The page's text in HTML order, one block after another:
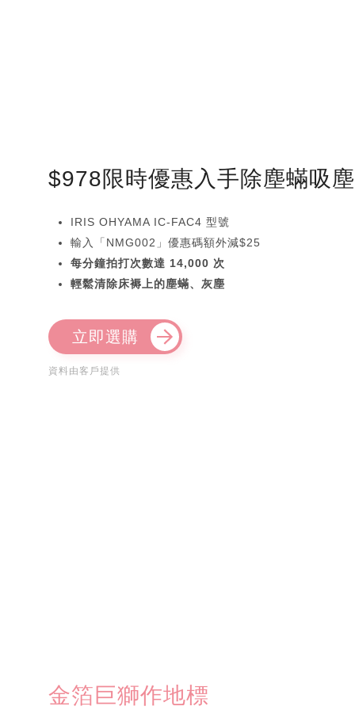
$978限時優惠入手除塵蟎吸
IRIS OHYAMA IC-FAC4 型號
輸入「NMG002」優惠碼額外減$25
每分鐘拍打次數達 14,000 次
輕鬆清除床褥上的塵蟎、灰塵
立即選購
資料由客戶提供
金箔巨獅作地標